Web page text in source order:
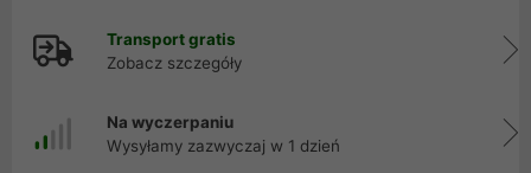
Transport gratis
Zobacz szczegóły
Na wyczerpaniu
Wysyłamy zazwyczaj w 1 dzień